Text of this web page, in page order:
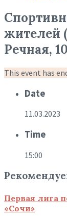
жителей
Речная,
This event has
Date
11.03.2023
Time
15:00
Первая лига
«Сочи»